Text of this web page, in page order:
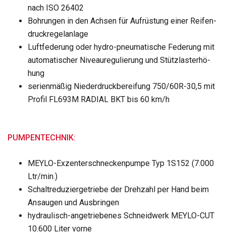
nach ISO 26402
Boh­run­gen in den Ach­sen für Auf­rüs­tung einer Rei­fen­
druck­re­gel­an­lage
Luft­fe­de­rung oder hydro-pneu­ma­ti­sche Fede­rung mit
auto­ma­ti­scher Niveau­re­gu­lie­rung und Stütz­last­erhö­
hung
seri­en­mä­ßig Nie­der­druck­be­rei­fung 750/60R-30,5 mit
Pro­fil FL693M RADIAL BKT bis 60 km/h
PUMPENTECHNIK:
MEYLO-Exzen­ter­schne­cken­pumpe Typ 1S152 (7.000
Ltr/min.)
Schalt­re­du­zier­ge­triebe der Dreh­zahl per Hand beim
Ansau­gen und Aus­brin­gen
hydrau­lisch-ange­trie­be­nes Schneid­werk MEYLO-CUT
10.600 Liter vorne